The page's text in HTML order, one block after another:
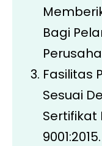
Bagi
Fasilitas
Sesuai
Sertifikat
9001:2015.